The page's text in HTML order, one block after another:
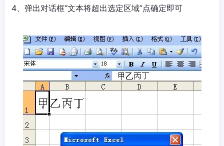
4、弹出对话框“文本将超出选定区域”点确定即可